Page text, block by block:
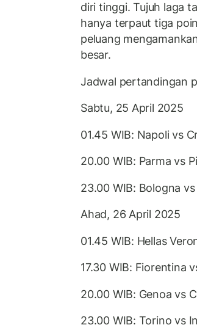
diri tinggi. Tujuh laga
hanya terpaut tiga
peluang
besar.
Jadwal pertandingan
Sabtu, 25 April 2025
01.45 WIB: Napoli vs
20.00 WIB: Parma vs
23.00 WIB: Bologna vs
Ahad, 26 April 2025
01.45 WIB: Hellas
17.30 WIB: Fiorentina
20.00 WIB: Genoa vs
23.00 WIB: Torino vs